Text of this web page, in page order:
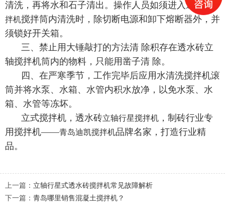
清洗，再将水和石子清出。操作人员如须进入透水砖搅
拌机搅拌筒内清洗时，除切断电源和卸下熔断器外，并
须锁好开关箱。
三、禁止用大锤敲打的方法清 除积存在透水砖立
轴搅拌机筒内的物料，只能用凿子清 除。
四、在严寒季节，工作完毕后应用水清洗搅拌机滚
筒并将水泵、水箱、水管内积水放净，以免水泵、水
箱、水管等冻坏。
立式搅拌机，透水砖立轴行星搅拌机 ，制砖行业专
用搅拌机——青岛迪凯搅拌机品牌名家，打造行业精
品。
上一篇： 立轴行星式透水砖搅拌机常见故障解析
下一篇： 青岛哪里销售混凝土搅拌机？